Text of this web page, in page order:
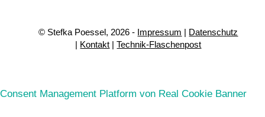
© Stefka Poessel, 2026 - Impressum | Datenschutz
| Kontakt |Technik-Flaschenpost
Consent Management Platform von Real Cookie Banner